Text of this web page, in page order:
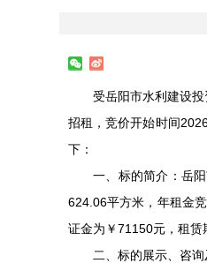
受岳阳市水利建设投资
招租，竞价开始时间
下：
一、标的简介：岳阳
624.06平方米，年租金
证金为￥71150元，租
二、标的展示、咨询